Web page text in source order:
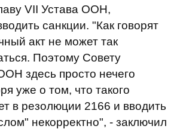
VII Устава ООН,
санкции. "Как говорят
акт не может так
Поэтому Совету
здесь просто нечего
уже о том, что такого
в резолюции 2166 и вводить
некорректно", - заключил